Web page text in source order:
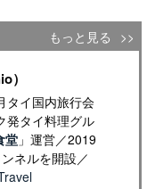
もっと見る
）
タイ国内旅行会
発タイ料理グル
堂」運営／2019
ネルを開設／